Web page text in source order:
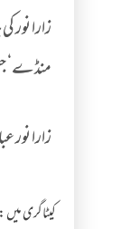
زارا
منڈے‘
زارا
کیٹاگری میں :